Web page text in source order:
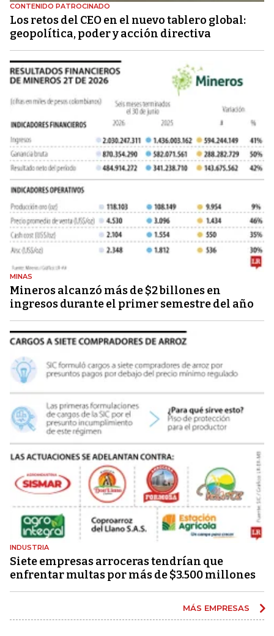
CONTENIDO PATROCINADO
Los retos del CEO en el nuevo tablero global:
geopolítica, poder y acción directiva
MINAS
Mineros alcanzó más de $2 billones en
ingresos durante el primer semestre del año
INDUSTRIA
Siete empresas arroceras tendrían que
enfrentar multas por más de $3.500 millones
MÁS EMPRESAS